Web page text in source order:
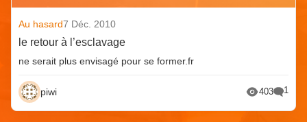
Au hasard7 Déc. 2010
le retour à l’esclavage
ne serait plus envisagé pour se former.fr
piwi 403 1